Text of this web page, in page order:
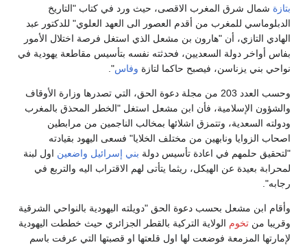
شمال شرق المغرب الاقصى، حيث ورد في كتاب "التاريخ
للمغرب من أقدم العصور الى العهد العلوي" للدكتور عبد
التازي، أن "هارون بن مشعل الذي استغل فرصة اختلال الأمور
أواخر دولة السعديين، فحدثته نفسه بتأسيس مقاطعة يهودية في
بني يزناسن، فيصبح حاكما لتازةوفاس".
وحسب العدد 203 من مجلة دعوة الحق، التي تصدرها وزارة الأوقاف
الإسلامية، فأن ابن مشعل استغل "الخطر المحذق بالمغرب
السعدية، وتتمزق اشلائها بمخالب الناجمين من مرابطين
الزوايا ونابهين من مختلف الخلايا" فسعى اليهود بقيادته
حلمهم في اعادة تأسيس دولةبني إسرائيل واضعيناول لبنة
بعيدة عن الهيكل، ريثما يتأتى لهم الاقتراب اليه والتربع في
ابن مشعل بحسب دعوة الحق "دويلته اليهودية بالنواحي الشرقية
من تخومالولاية التركية بالقطر الجزائري حيث خططت اليهودية
المزمعة فوضعت لها اول قلعتها او قصبتها التي عرفت باسم